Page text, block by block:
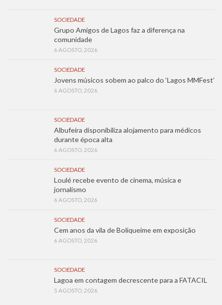
SOCIEDADE
Grupo Amigos de Lagos faz a diferença na
comunidade
6 AGOSTO, 2026
SOCIEDADE
Jovens músicos sobem ao palco do ‘Lagos MMFest’
6 AGOSTO, 2026
SOCIEDADE
Albufeira disponibiliza alojamento para médicos
durante época alta
6 AGOSTO, 2026
SOCIEDADE
Loulé recebe evento de cinema, música e
jornalismo
6 AGOSTO, 2026
SOCIEDADE
Cem anos da vila de Boliqueime em exposição
6 AGOSTO, 2026
SOCIEDADE
Lagoa em contagem decrescente para a FATACIL
5 AGOSTO, 2026